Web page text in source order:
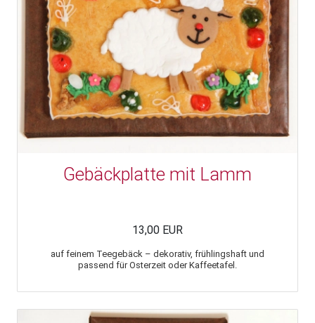
Gebäckplatte mit Lamm
13,00 EUR
auf feinem Teegebäck – dekorativ, frühlingshaft und
passend für Osterzeit oder Kaffeetafel.